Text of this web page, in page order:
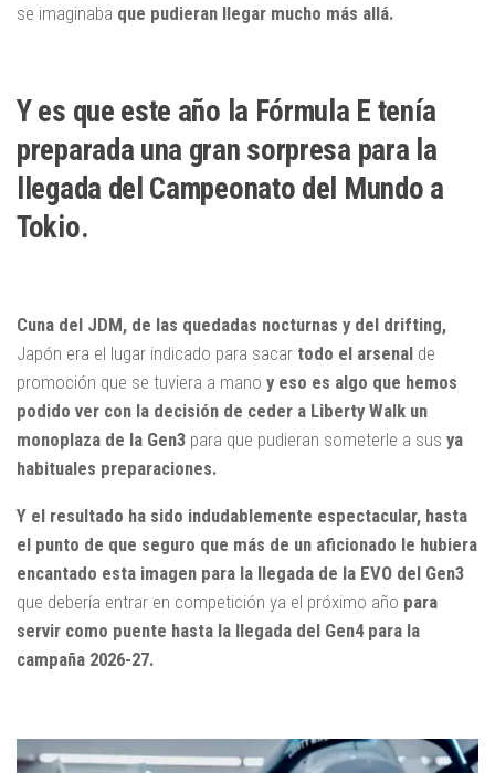
se imaginaba que pudieran llegar mucho más allá.
Y es que este año la Fórmula E tenía
preparada una gran sorpresa para la
llegada del Campeonato del Mundo a
Tokio.
Cuna del JDM, de las quedadas nocturnas y del drifting,
Japón era el lugar indicado para sacar todo el arsenal de
promoción que se tuviera a mano y eso es algo que hemos
podido ver con la decisión de ceder a Liberty Walk un
monoplaza de la Gen3 para que pudieran someterle a sus ya
habituales preparaciones.
Y el resultado ha sido indudablemente espectacular, hasta
el punto de que seguro que más de un aficionado le hubiera
encantado esta imagen para la llegada de la EVO del Gen3
que debería entrar en competición ya el próximo año para
servir como puente hasta la llegada del Gen4 para la
campaña 2026-27.